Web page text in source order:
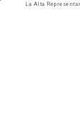
La Alta